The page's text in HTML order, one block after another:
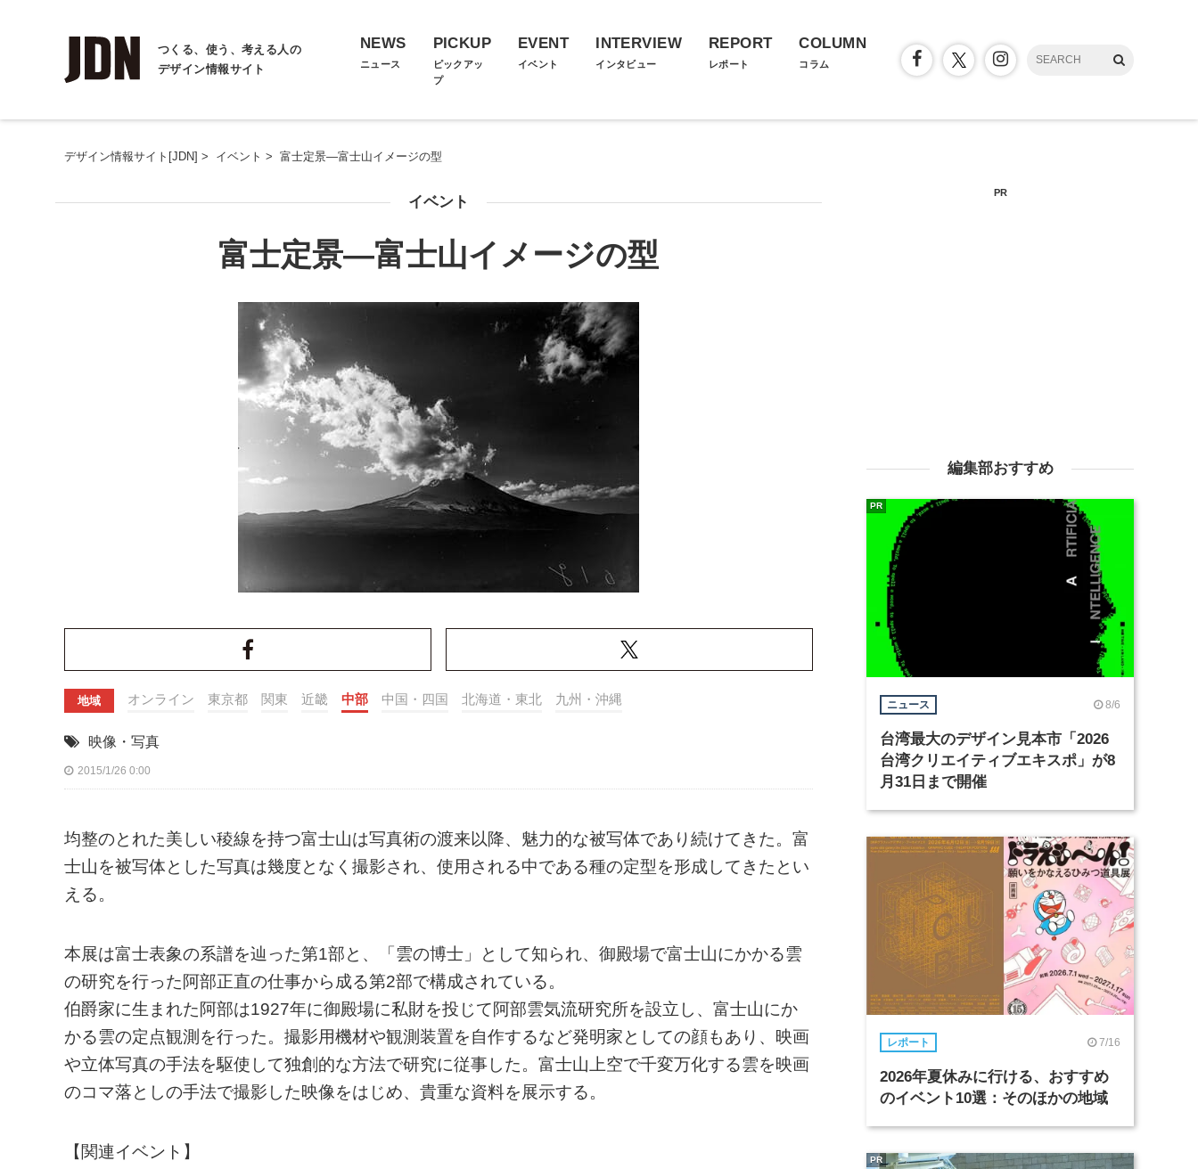
つくる、使う、考える人の
デザイン情報サイト
NEWS
ニュース
PICKUP
ピックアッ
プ
EVENT
イベント
INTERVIEW
インタビュー
REPORT
レポート
COLUMN
コラム
デザイン情報サイト[JDN] > イベント > 富士定景―富士山イメージの型
イベント
富士定景―富士山イメージの型
地域 オンライン 東京都 関東 近畿 中部 中国・四国 北海道・東北 九州・沖縄
映像・写真
2015/1/26 0:00
均整のとれた美しい稜線を持つ富士山は写真術の渡来以降、魅力的な被写体であり続けてきた。富
士山を被写体とした写真は幾度となく撮影され、使用される中である種の定型を形成してきたとい
える。
本展は富士表象の系譜を辿った第1部と、「雲の博士」として知られ、御殿場で富士山にかかる雲
の研究を行った阿部正直の仕事から成る第2部で構成されている。
伯爵家に生まれた阿部は1927年に御殿場に私財を投じて阿部雲気流研究所を設立し、富士山にか
かる雲の定点観測を行った。撮影用機材や観測装置を自作するなど発明家としての顔もあり、映画
や立体写真の手法を駆使して独創的な方法で研究に従事した。富士山上空で千変万化する雲を映画
のコマ落としの手法で撮影した映像をはじめ、貴重な資料を展示する。
【関連イベント】
PR
編集部おすすめ
ニュース 8/6
台湾最大のデザイン見本市「2026
台湾クリエイティブエキスポ」が8
月31日まで開催
PR
レポート 7/16
2026年夏休みに行ける、おすすめ
のイベント10選：そのほかの地域
PR